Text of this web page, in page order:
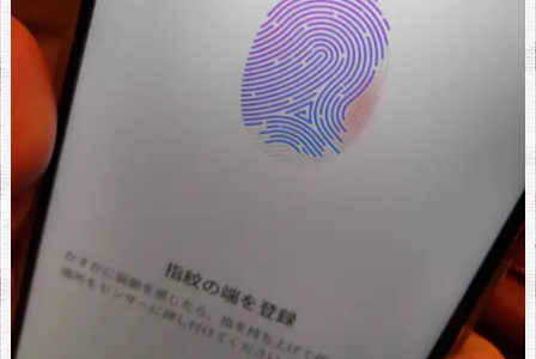
分
程
度
の
充
O